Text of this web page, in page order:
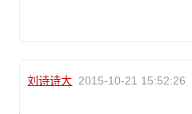
刘诗诗大 2015-10-21 15:52:26